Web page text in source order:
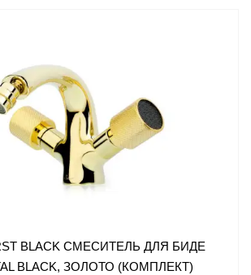
BLACK СМЕСИТЕЛЬ ДЛЯ БИДЕ
BLACK, ЗОЛОТО (КОМПЛЕКТ)